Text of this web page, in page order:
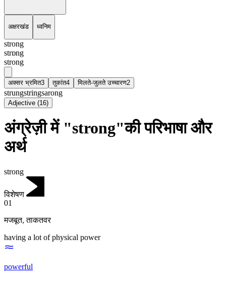
अक्षरखंड ध्वनिम
strong
strɒng
strong
अक्सर भ्रमित3 तुकांत4 मिलते-जुलते उच्चारण2
strungstringsarong
Adjective (16)
अंग्रेज़ी में "strong"की परिभाषा और
अर्थ
strong
विशेषण
01
मजबूत,ताकतवर
having a lot of physical power
powerful